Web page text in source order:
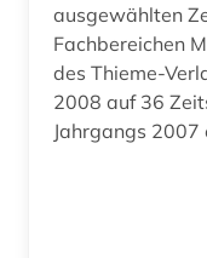
china (8)
ausgewählten
Fachbereichen
des Thieme-
2008 auf 36
Jahrgangs